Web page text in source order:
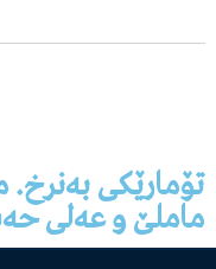
تۆمارێکی
ماملێ و عەلی